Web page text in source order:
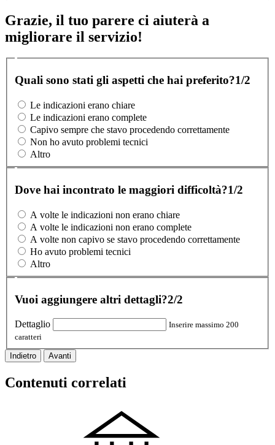
Grazie, il tuo parere ci aiuterà a
migliorare il servizio!
Quali sono stati gli aspetti che hai preferito?1/2
Le indicazioni erano chiare
Le indicazioni erano complete
Capivo sempre che stavo procedendo correttamente
Non ho avuto problemi tecnici
Altro
Dove hai incontrato le maggiori difficoltà?1/2
A volte le indicazioni non erano chiare
A volte le indicazioni non erano complete
A volte non capivo se stavo procedendo correttamente
Ho avuto problemi tecnici
Altro
Vuoi aggiungere altri dettagli?2/2
Dettaglio
Inserire massimo 200
caratteri
Indietro Avanti
Contenuti correlati